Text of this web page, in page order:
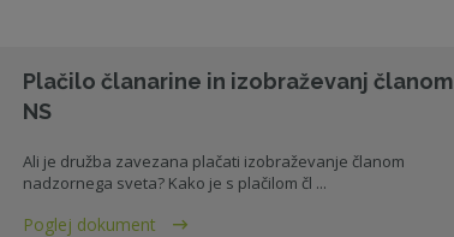
Plačilo članarine in izobraževanj članom
NS
Ali je družba zavezana plačati izobraževanje članom
nadzornega sveta? Kako je s plačilom čl ...
Poglej dokument